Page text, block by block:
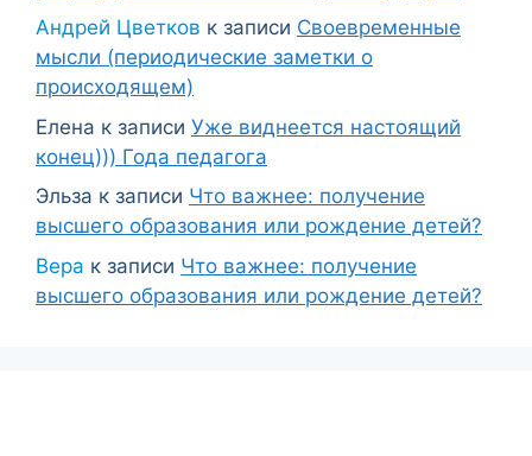
Андрей Цветков к записи Своевременные
мысли (периодические заметки о
происходящем)
Елена к записи Уже виднеется настоящий
конец))) Года педагога
Эльза к записи Что важнее: получение
высшего образования или рождение детей?
Вера к записи Что важнее: получение
высшего образования или рождение детей?